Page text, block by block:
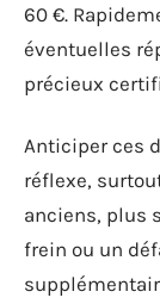
60 €.
éventuelles
précieux
Anticiper ces
réflexe,
anciens, plus
frein ou un